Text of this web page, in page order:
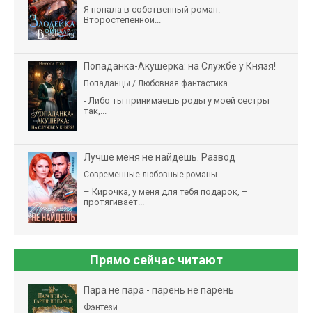
Я попала в собственный роман.
Второстепенной...
Попаданка-Акушерка: на Службе у Князя!
Попаданцы / Любовная фантастика
- Либо ты принимаешь роды у моей сестры
так,...
Лучше меня не найдешь. Развод
Современные любовные романы
– Кирочка, у меня для тебя подарок, –
протягивает...
Прямо сейчас читают
Пара не пара - парень не парень
Фэнтези